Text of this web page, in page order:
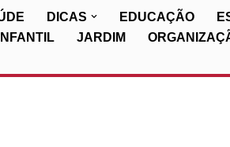
DICAS EDUCAÇÃO
INFANTIL JARDIM